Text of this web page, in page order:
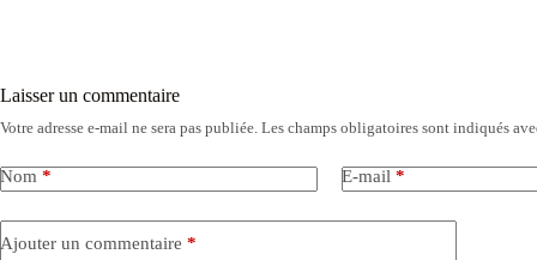
Laisser un commentaire
Votre adresse e-mail ne sera pas publiée. Les champs obligatoires sont indiqués
Nom * E-mail *
Ajouter un commentaire *